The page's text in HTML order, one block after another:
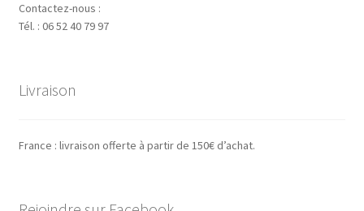
Contactez-nous :
Tél. : 06 52 40 79 97
Livraison
France : livraison offerte à partir de 150€ d’achat.